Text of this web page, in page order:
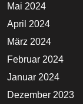
Mai 2024
April 2024
März 2024
Februar 2024
Januar 2024
Dezember 2023